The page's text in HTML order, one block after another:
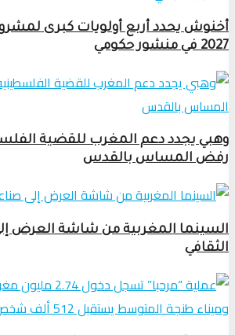
أخنوش يحدد أربع أولويات كبرى
2027 في منشور حكومي
وهبي يجدد دعم المغرب للقضية
رفض المساس بالقدس
السينما المغربية من شاشة العرض
الثقافي